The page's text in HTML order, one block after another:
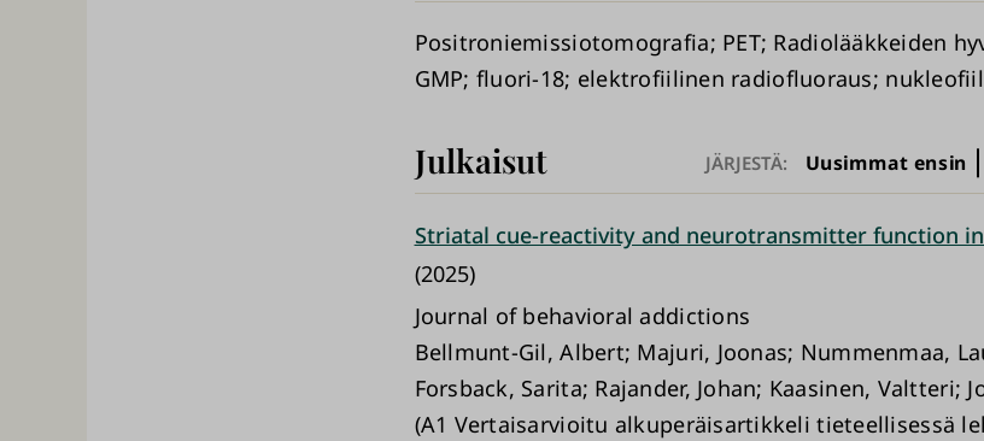
Positroniemissiotomografia PET Radiolääkkeiden
GMP fluori-18 elektrofiilinen radiofluoraus
Julkaisut JÄRJESTÄ: Uusimmat ensin
Striatal cue-reactivity and neurotransmitter function
(2025)
Journal of behavioral addictions
Bellmunt-Gil, Albert; Majuri, Joonas; Nummenmaa,
Forsback, Sarita; Rajander, Johan; Kaasinen, Valtteri;
(A1 Vertaisarvioitu alkuperäisartikkeli tieteellisessä